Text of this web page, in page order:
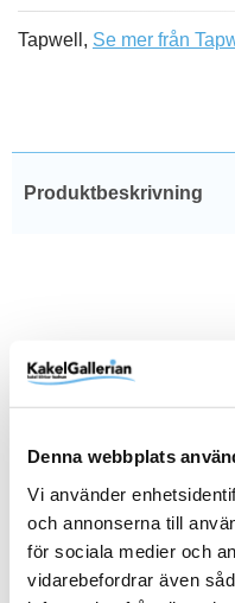
Denna webbplats
Vi använder
och annonserna till
för sociala medier och
vidarebefordrar även
Tapwell, Se mer från
Produktbeskrivning
SKU / artikelnummer:
Tapwell/dokument/